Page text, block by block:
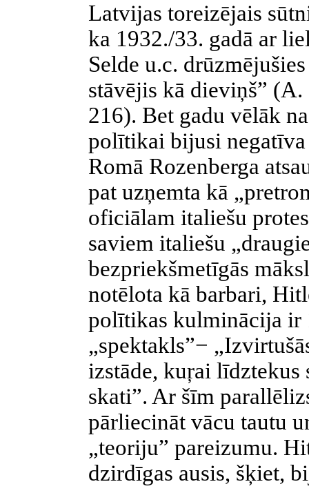
Latvijas toreizējais
ka 1932./33. gadā ar
Selde u.c.
stāvējis kā dieviņš” (A.
216). Bet gadu vēlāk
polītikai bijusi
Romā Rozenberga
pat uzņemta kā „
oficiālam italiešu
saviem italiešu
bezpriekšmetīgās
notēlota kā barbari,
polītikas kulminācija ir
„spektakls”−
izstāde, kuŗai līdztekus
skati”. Ar šīm
pārliecināt vācu tautu
„teoriju” pareizumu.
dzirdīgas ausis, šķiet,